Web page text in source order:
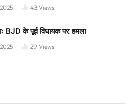
43 Views
BJD के पूर्व विधायक पर हमला
29 Views